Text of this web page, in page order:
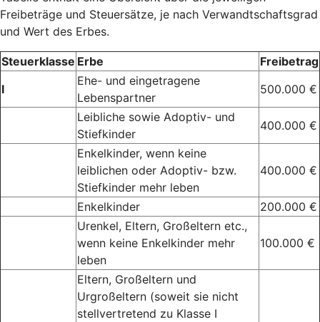
Freibeträge und Steuersätze, je nach Verwandtschaftsgrad
und Wert des Erbes.
Steuerklasse Erbe
Freibetrag
I
Ehe- und eingetragene
Lebenspartner
500.000 €
Leibliche sowie Adoptiv- und
Stiefkinder
400.000 €
Enkelkinder, wenn keine
leiblichen oder Adoptiv- bzw.
Stiefkinder mehr leben
400.000 €
Enkelkinder
200.000 €
Urenkel, Eltern, Großeltern etc.,
wenn keine Enkelkinder mehr
leben
100.000 €
Eltern, Großeltern und
Urgroßeltern (soweit sie nicht
stellvertretend zu Klasse I